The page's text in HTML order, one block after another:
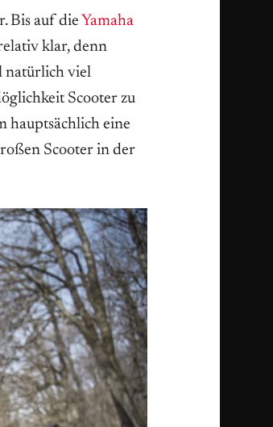
Bis auf die Yamaha
klar, denn
natürlich viel
Scooter zu
hauptsächlich eine
Scooter in der